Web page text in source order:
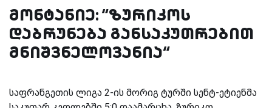
მონტანიე: “ზურიკოს
დაბრუნება განსაკუთრებით
მნიშვნელოვანია“
საფრანგეთის ლიგა 2-ის მორიგ ტურში სენტ-ეტიენმა